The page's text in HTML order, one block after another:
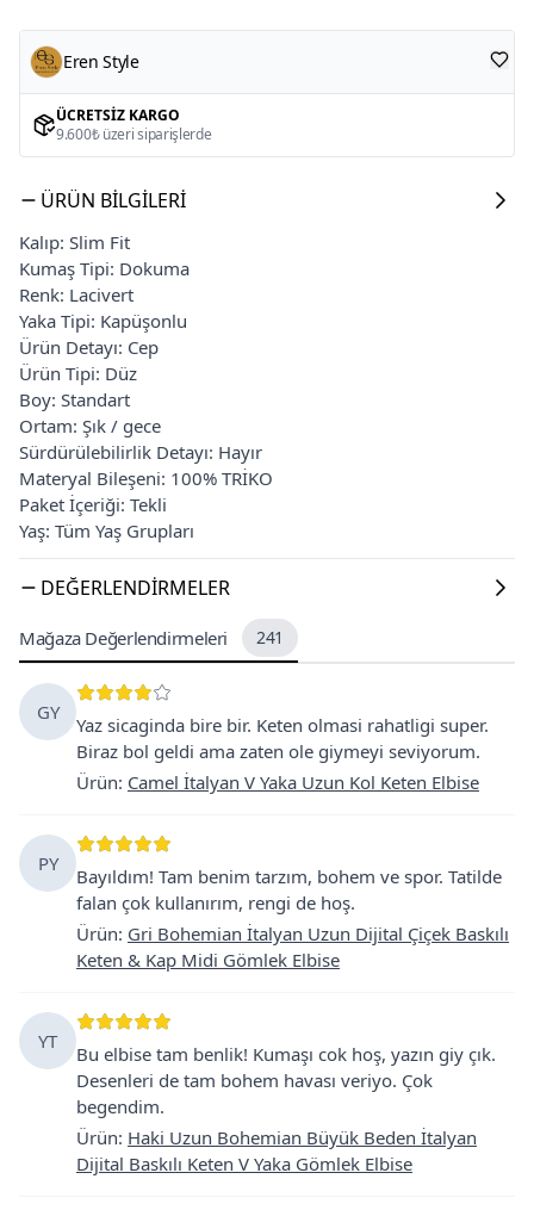
Eren Style
ÜCRETSIZ KARGO
9.600₺ üzeri siparişlerde
ÜRÜN BILGILERI
Kalıp: Slim Fit
Kumaş Tipi: Dokuma
Renk: Lacivert
Yaka Tipi: Kapüşonlu
Ürün Detayı: Cep
Ürün Tipi: Düz
Boy: Standart
Ortam: Şık / gece
Sürdürülebilirlik Detayı: Hayır
Materyal Bileşeni: 100% TRİKO
Paket İçeriği: Tekli
Yaş: Tüm Yaş Grupları
DEĞERLENDIRMELER
Mağaza Değerlendirmeleri 241
GY
Yaz sicaginda bire bir. Keten olmasi rahatligi super.
Biraz bol geldi ama zaten ole giymeyi seviyorum.
Ürün: Camel İtalyan V Yaka Uzun Kol Keten Elbise
PY
Bayıldım! Tam benim tarzım, bohem ve spor. Tatilde
falan çok kullanırım, rengi de hoş.
Ürün: Gri Bohemian İtalyan Uzun Dijital Çiçek Baskılı
Keten & Kap Midi Gömlek Elbise
YT
Bu elbise tam benlik! Kumaşı cok hoş, yazın giy çık.
Desenleri de tam bohem havası veriyo. Çok
begendim.
Ürün: Haki Uzun Bohemian Büyük Beden İtalyan
Dijital Baskılı Keten V Yaka Gömlek Elbise